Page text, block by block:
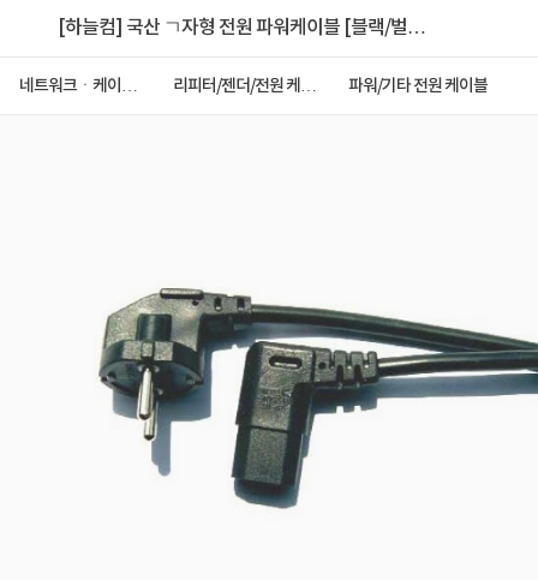
[하늘컴] 국산 ㄱ자형 전원 파워케이블 [블랙/벌
네트워크ㆍ케이블
리피터/젠더/전원 케이
파워/기타 전원 케이블